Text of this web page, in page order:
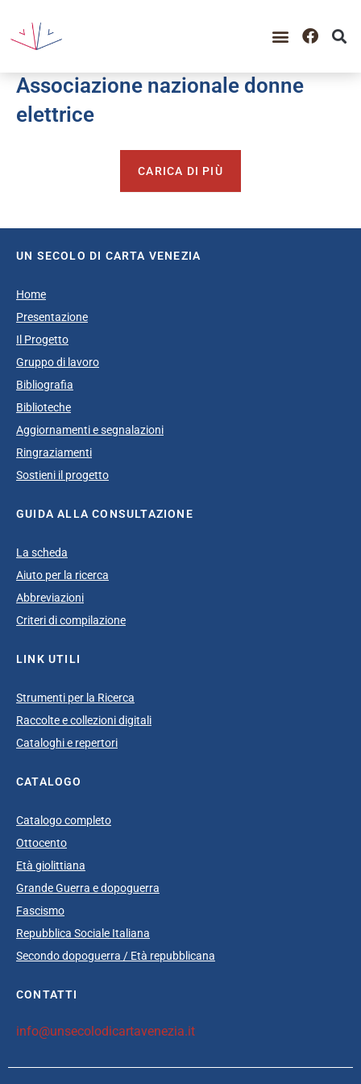
Associazione nazionale donne
elettrice
CARICA DI PIÙ
UN SECOLO DI CARTA VENEZIA
Home
Presentazione
Il Progetto
Gruppo di lavoro
Bibliografia
Biblioteche
Aggiornamenti e segnalazioni
Ringraziamenti
Sostieni il progetto
GUIDA ALLA CONSULTAZIONE
La scheda
Aiuto per la ricerca
Abbreviazioni
Criteri di compilazione
LINK UTILI
Strumenti per la Ricerca
Raccolte e collezioni digitali
Cataloghi e repertori
CATALOGO
Catalogo completo
Ottocento
Età giolittiana
Grande Guerra e dopoguerra
Fascismo
Repubblica Sociale Italiana
Secondo dopoguerra / Età repubblicana
CONTATTI
info@unsecolodicartavenezia.it